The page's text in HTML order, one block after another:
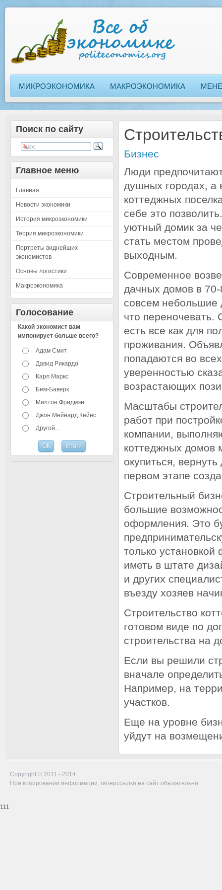
МИКРОЭКОНОМИКА МАКРОЭКОНОМИКА
Поиск по сайту
Главное меню
Главная
Новости экономики
История микроэкономики
Теория микроэкономики
Портреты виднейших
экономистов
Основы логистики
Макроэкономика
Голосование
Какой экономист вам
импонирует больше всего?
Адам Смит
Давид Рикардо
Карл Маркс
Бем-Баверк
Милтон Фридмэн
Джон Мейнард Кейнс
Другой...
Бизнес
Люди
душных городах, а
коттеджных
себе это
уютный домик за
стать местом
выходным.
Современное
дачных домов в
совсем небольшие
что переночевать.
есть все как для
проживания.
попадаются во
уверенностью
возрастающих
Масштабы
работ при
компании,
коттеджных домов
окупиться,
первом этапе
Строительный
большие
оформления. Это
только установкой
иметь в штате
и других
въезду хозяев
Строительство
готовом виде по
строительства на
Если вы решили
вначале
Например, на
участков.
Еще на уровне
уйдут на
Copyright © 2011 - 2014.
При копировании информации, гиперссылка на сайт обызательна.
111